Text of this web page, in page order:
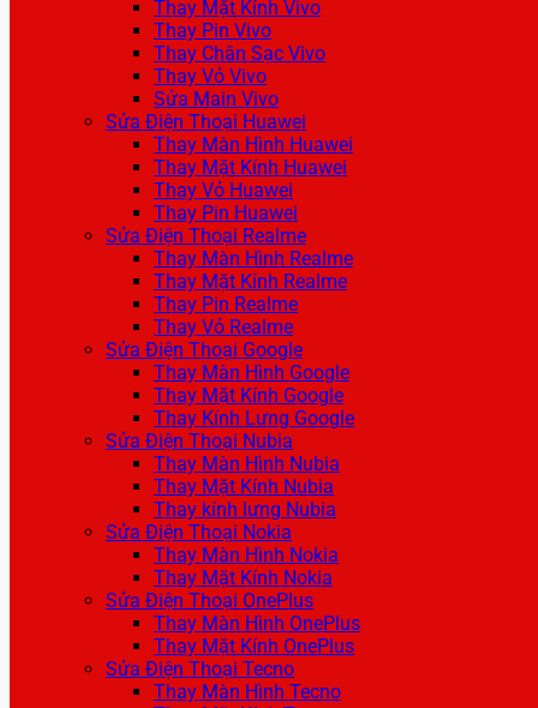
Thay Mặt Kính Vivo
Thay Pin Vivo
Thay Chân Sạc Vivo
Thay Vỏ Vivo
Sửa Main Vivo
Sửa Điện Thoại Huawei
Thay Màn Hình Huawei
Thay Mặt Kính Huawei
Thay Vỏ Huawei
Thay Pin Huawei
Sửa Điện Thoại Realme
Thay Màn Hình Realme
Thay Mặt Kính Realme
Thay Pin Realme
Thay Vỏ Realme
Sửa Điện Thoại Google
Thay Màn Hình Google
Thay Mặt Kính Google
Thay Kính Lưng Google
Sửa Điện Thoại Nubia
Thay Màn Hình Nubia
Thay Mặt Kính Nubia
Thay kính lưng Nubia
Sửa Điện Thoại Nokia
Thay Màn Hình Nokia
Thay Mặt Kính Nokia
Sửa Điện Thoại OnePlus
Thay Màn Hình OnePlus
Thay Mặt Kính OnePlus
Sửa Điện Thoại Tecno
Thay Màn Hình Tecno